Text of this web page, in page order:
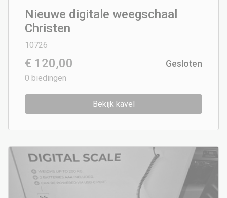
Nieuwe digitale weegschaal
Christen
10726
€ 120,00
0 biedingen
Gesloten
Bekijk kavel